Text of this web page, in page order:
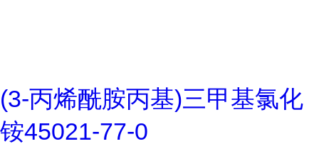
(3-丙烯酰胺丙基)三甲基氯化
铵45021-77-0